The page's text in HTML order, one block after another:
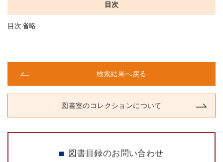
目次
目次省略
検索結果へ戻る
図書室のコレクションについて
図書目録のお問い合わせ